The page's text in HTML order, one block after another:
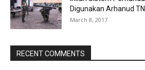
Digunakan Arhanud TNI
March 8, 2017
RECENT COMMENTS